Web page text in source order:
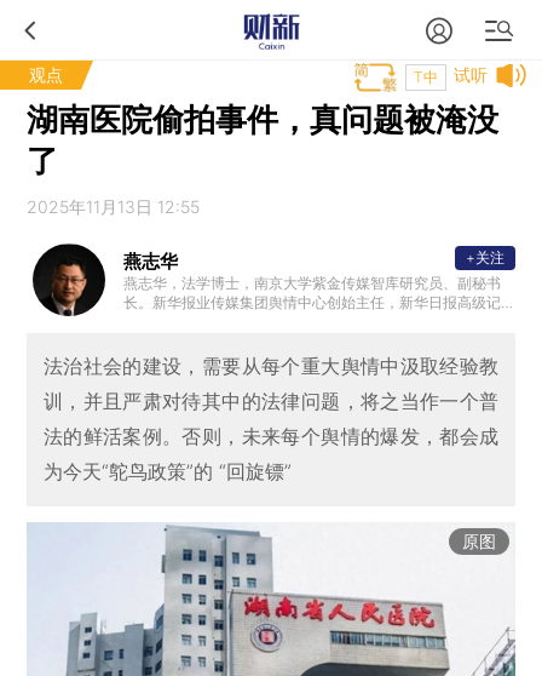
观点 试听
T中
湖南医院偷拍事件，真问题被淹没
了
2025年11月13日 12:55
燕志华
燕志华，法学博士，南京大学紫金传媒智库研究员、副秘书
长。新华报业传媒集团舆情中心创始主任，新华日报高级记
室舆情委员会委员。中国多个城市舆情顾问，多所大学兼职
教授，多家央企国企的舆情顾问，拥有数百场舆情应对和危
机管理的讲座和咨询经历。
+关注
法治社会的建设，需要从每个重大舆情中汲取经验教
训，并且严肃对待其中的法律问题，将之当作一个普
法的鲜活案例。否则，未来每个舆情的爆发，都会成
为今天“鸵鸟政策”的 “回旋镖”
原图